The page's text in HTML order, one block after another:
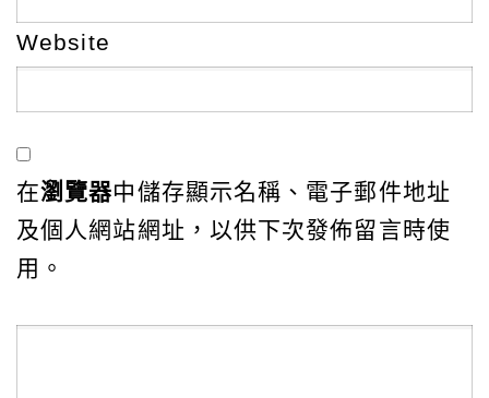
Website
在瀏覽器中儲存顯示名稱、電子郵件地址
及個人網站網址，以供下次發佈留言時使
用。